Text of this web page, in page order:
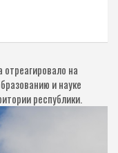
на
и науке
республики.